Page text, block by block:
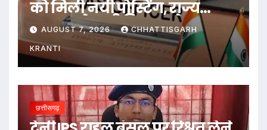
को मिली नयी पोस्टिंग, राज्य
सरकार ने जारी किया आदेश
AUGUST 7, 2026 CHHATTISGARH
KRANTI
छत्तीसगढ़